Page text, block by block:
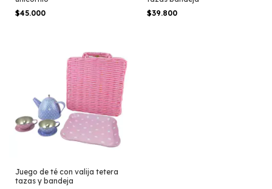
$45.000
$39.800
Juego de té con valija tetera
tazas y bandeja